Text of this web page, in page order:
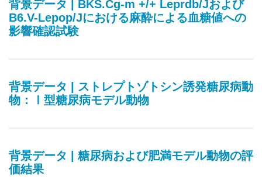
背景データ | BKS.Cg-m +/+ Leprdb/Jおよび
B6.V-Lepop/Jにおける麻酔による血糖値への
影響確認試験
背景データ | ストレプトゾトシン誘発糖尿病動
物：Ⅰ型糖尿病モデル動物
背景データ | 糖尿病および肥満モデル動物の評
価結果